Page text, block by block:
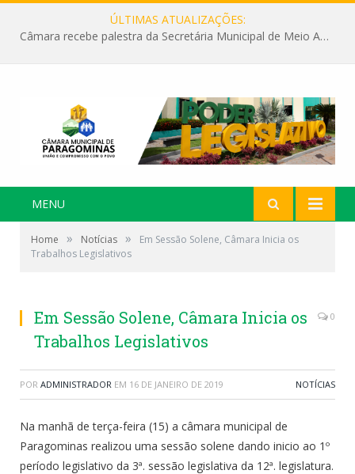
ÚLTIMAS ATUALIZAÇÕES:
Câmara recebe palestra da Secretária Municipal de Meio Ambiente sobre as ações da “SEMANA DO MEIO AMBIENTE”
MENU
Home » Notícias »
Em Sessão Solene, Câmara Inicia os
Trabalhos Legislativos
Em Sessão Solene, Câmara Inicia os
Trabalhos Legislativos
0
POR ADMINISTRADOR EM 16 DE JANEIRO DE 2019 NOTÍCIAS
Na manhã de terça-feira (15) a câmara municipal de
Paragominas realizou uma sessão solene dando inicio ao 1º
período legislativo da 3ª. sessão legislativa da 12ª. legislatura.